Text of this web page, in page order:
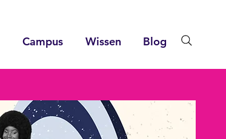
Campus Wissen Blog